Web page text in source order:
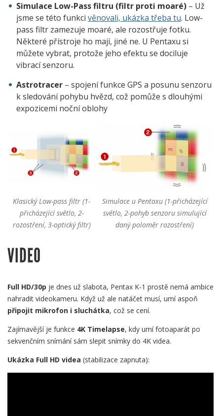
Simulace Low-Pass filtru (filtr proti moaré) – Už
jsme se této funkci věnovali, ukázka třeba tu. Low-
pass filtr zamezuje moaré, ale rozostřuje fotku.
Některé přístroje ho mají, jiné ne. U Pentaxu si
můžete vybrat, protože jeho efektu se dociluje
vibrací senzoru.
Astrotracer – spojení funkce GPS a posunu senzoru
k sledování pohybu hvězd, což pomůže s dlouhými
expozicemi noční oblohy
Klasický Low-pass filtr (1-
přicházející světlo, 2-
rozostření, 3-optický filtr)
Simulace u Pentaxu (1-přicházející
světlo, 2-pohyb senzoru simulující
daný poloměr rozostření)
VIDEO
Full HD/30p je dnes už slabota, Pentax K-1 prostě nemá ambice
nahradit videokameru. Když už ale natáčet musí, umí aspoň
připojit mikrofon i sluchátka, což se cení.
Zajímavější je funkce 4K Timelapse, kdy umí fotoaparát po
sekvenčním snímání sám slepit snímky do 4K videa.
Ukázka Full HD videa (stabilizace zapnuta):